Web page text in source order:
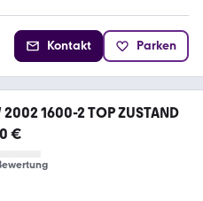
Kontakt Parken
1600-2 TOP ZUSTAND
€